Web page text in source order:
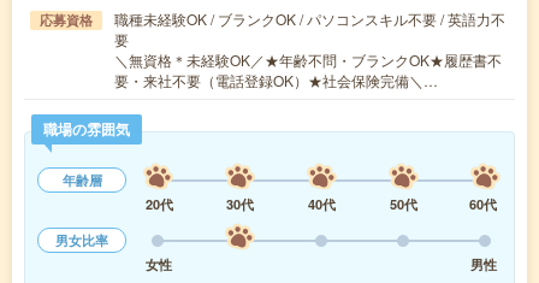
応募資格
職種未経験OK / ブランクOK / パソコンスキル不要 / 英語力不
要
＼無資格＊未経験OK／★年齢不問・ブランクOK★履歴書不
要・来社不要（電話登録OK）★社会保険完備＼…
職場の雰囲気
年齢層
20代
30代 40代 50代
60代
男女比率
女性
男性